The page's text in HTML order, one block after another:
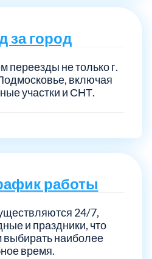
за город
не только г.
включая
участки и СНТ.
работы
24/7,
и праздники, что
выбирать наиболее
время.